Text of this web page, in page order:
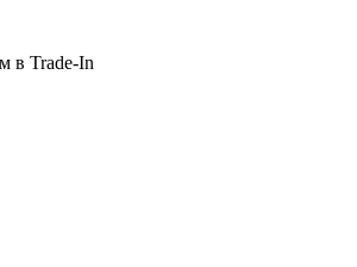
в Trade‑In